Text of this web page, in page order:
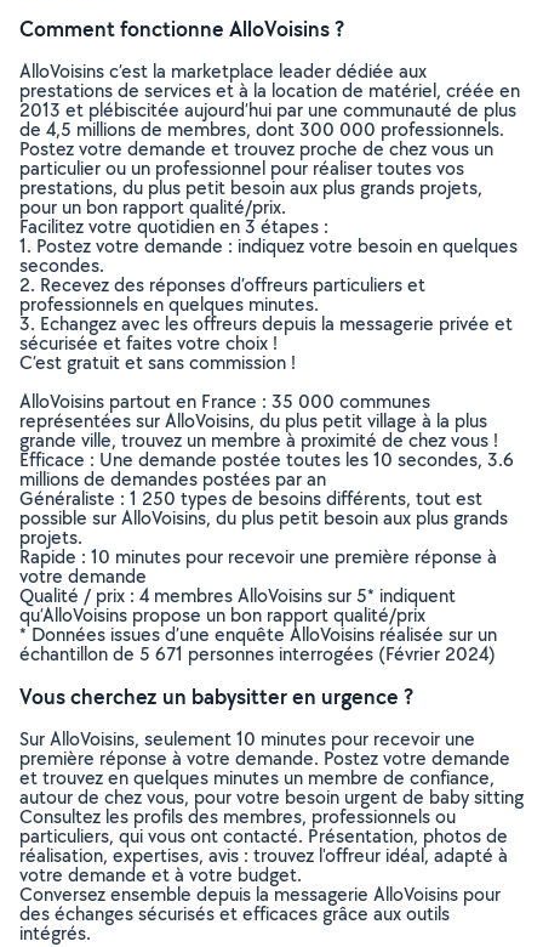
Comment fonctionne AlloVoisins ?
AlloVoisins c’est la marketplace leader dédiée aux
prestations de services et à la location de matériel, créée en
2013 et plébiscitée aujourd’hui par une communauté de plus
de 4,5 millions de membres, dont 300 000 professionnels.
Postez votre demande et trouvez proche de chez vous un
particulier ou un professionnel pour réaliser toutes vos
prestations, du plus petit besoin aux plus grands projets,
pour un bon rapport qualité/prix.
Facilitez votre quotidien en 3 étapes :
1. Postez votre demande : indiquez votre besoin en quelques
secondes.
2. Recevez des réponses d’offreurs particuliers et
professionnels en quelques minutes.
3. Echangez avec les offreurs depuis la messagerie privée et
sécurisée et faites votre choix !
C’est gratuit et sans commission !
AlloVoisins partout en France : 35 000 communes
représentées sur AlloVoisins, du plus petit village à la plus
grande ville, trouvez un membre à proximité de chez vous !
Efficace : Une demande postée toutes les 10 secondes, 3.6
millions de demandes postées par an
Généraliste : 1 250 types de besoins différents, tout est
possible sur AlloVoisins, du plus petit besoin aux plus grands
projets.
Rapide : 10 minutes pour recevoir une première réponse à
votre demande
Qualité / prix : 4 membres AlloVoisins sur 5* indiquent
qu’AlloVoisins propose un bon rapport qualité/prix
* Données issues d’une enquête AlloVoisins réalisée sur un
échantillon de 5 671 personnes interrogées (Février 2024)
Vous cherchez un babysitter en urgence ?
Sur AlloVoisins, seulement 10 minutes pour recevoir une
première réponse à votre demande. Postez votre demande
et trouvez en quelques minutes un membre de confiance,
autour de chez vous, pour votre besoin urgent de baby sitting
Consultez les profils des membres, professionnels ou
particuliers, qui vous ont contacté. Présentation, photos de
réalisation, expertises, avis : trouvez l'offreur idéal, adapté à
votre demande et à votre budget.
Conversez ensemble depuis la messagerie AlloVoisins pour
des échanges sécurisés et efficaces grâce aux outils
intégrés.